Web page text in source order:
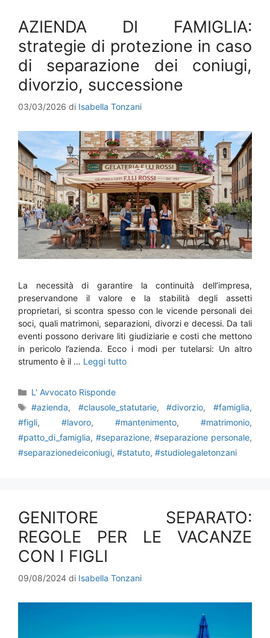
AZIENDA DI FAMIGLIA:
strategie di protezione in caso
di separazione dei coniugi,
divorzio, successione
03/03/2026 di Isabella Tonzani
La necessità di garantire la continuità dell’impresa,
preservandone il valore e la stabilità degli assetti
proprietari, si scontra spesso con le vicende personali dei
soci, quali matrimoni, separazioni, divorzi e decessi. Da tali
eventi possono derivare liti giudiziarie e costi che mettono
in pericolo l’azienda. Ecco i modi per tutelarsi: Un altro
strumento è il … Leggi tutto
Categorie
L' Avvocato Risponde
Tag
#azienda, #clausole_statutarie,#divorzio,#famiglia,
#figli, #lavoro, #mantenimento, #matrimonio,
#patto_di_famiglia, #separazione,#separazione personale,
#separazionedeiconiugi, #statuto, #studiolegaletonzani
GENITORE SEPARATO:
REGOLE PER LE VACANZE
CON I FIGLI
09/08/2024 di Isabella Tonzani